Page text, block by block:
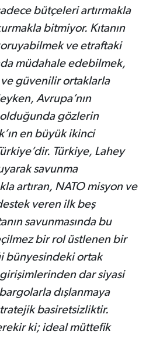
bütçeleri artırmakla
bitmiyor. Kıtanın
ve etraftaki
müdahale edebilmek,
güvenilir ortaklarla
Avrupa’nın
gözlerin
en büyük ikinci
Türkiye, Lahey
savunma
artıran, NATO misyon ve
veren ilk beş
savunmasında bu
bir rol üstlenen bir
bünyesindeki ortak
dar siyasi
dışlanmaya
basiretsizliktir.
ki; ideal müttefik